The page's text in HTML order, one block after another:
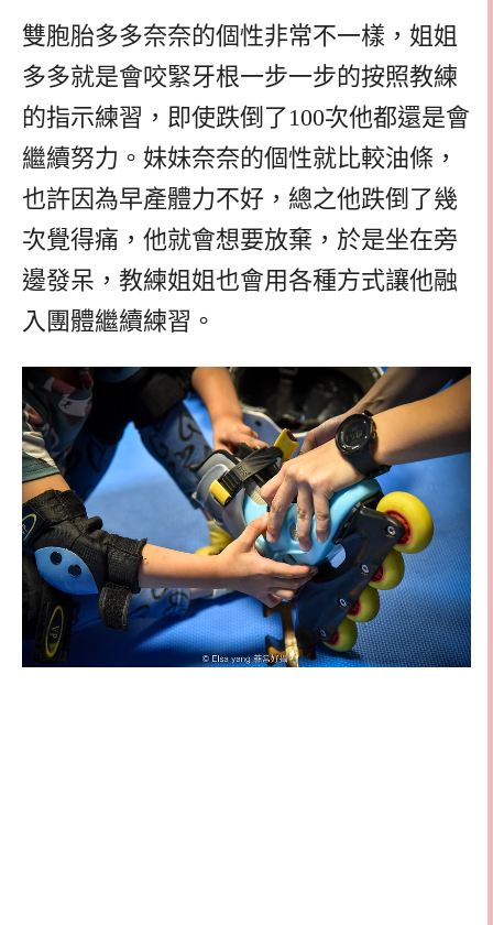
雙胞胎多多奈奈的個性非常不一樣，姐姐
多多就是會咬緊牙根一步一步的按照教練
的指示練習，即使跌倒了100次他都還是會
繼續努力。妹妹奈奈的個性就比較油條，
也許因為早產體力不好，總之他跌倒了幾
次覺得痛，他就會想要放棄，於是坐在旁
邊發呆，教練姐姐也會用各種方式讓他融
入團體繼續練習。